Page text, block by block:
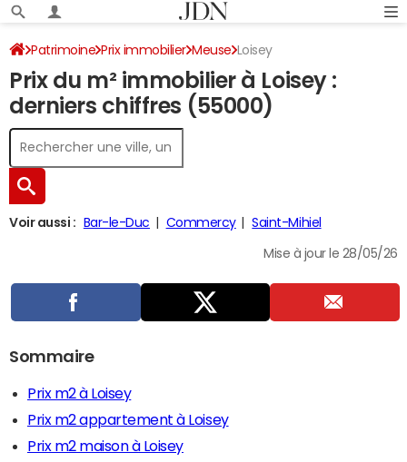
Patrimoine Prix immobilier Meuse Loisey
Prix du m² immobilier à Loisey :
derniers chiffres (55000)
Voir aussi : Bar-le-Duc Commercy Saint-Mihiel
Mise à jour le 28/05/26
Sommaire
Prix m2 à Loisey
Prix m2 appartement à Loisey
Prix m2 maison à Loisey